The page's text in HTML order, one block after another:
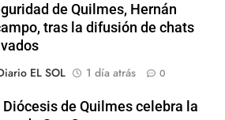
de Quilmes, Hernán
tras la difusión de chats
EL SOL
1 día atrás 0
Diócesis de Quilmes celebra la